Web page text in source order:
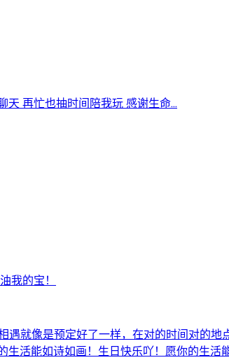
再忙也抽时间陪我玩 感谢生命...
我的宝！
就像是预定好了一样，在对的时间对的地
能如诗如画！生日快乐吖！愿你的生活能